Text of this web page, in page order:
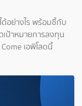
อย่างไร พร้อมชี้กับ
ป้าหมายการลงทุน
เอพิโสดนี้